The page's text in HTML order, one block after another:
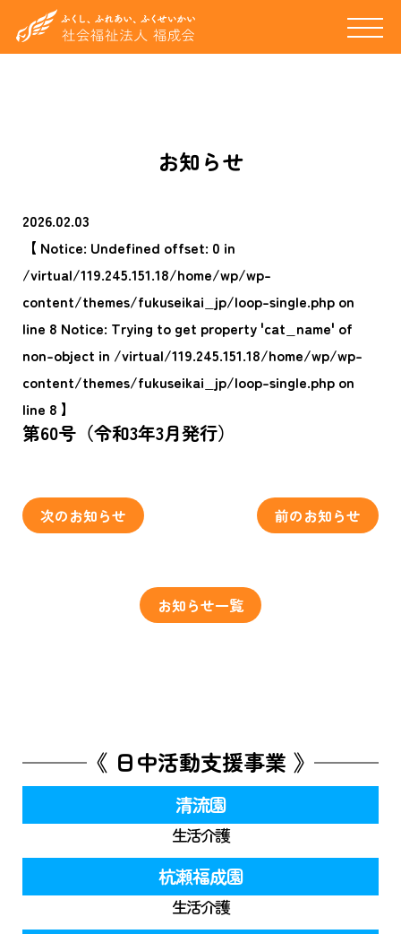
お知らせ
2026.02.03
【 Notice: Undefined offset: 0 in
/virtual/119.245.151.18/home/wp/wp-
content/themes/fukuseikai_jp/loop-single.php on
line 8 Notice: Trying to get property 'cat_name' of
non-object in /virtual/119.245.151.18/home/wp/wp-
content/themes/fukuseikai_jp/loop-single.php on
line 8 】
第60号（令和3年3月発行）
前のお知らせ
次のお知らせ
お知らせ一覧
《 日中活動支援事業 》
清流園
生活介護
杭瀬福成園
生活介護